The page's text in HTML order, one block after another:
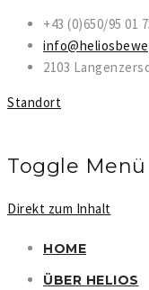
+43 (0)650/95 01
2103
Standort
Toggle Menü
Direkt zum Inhalt
HOME
ÜBER HELIOS